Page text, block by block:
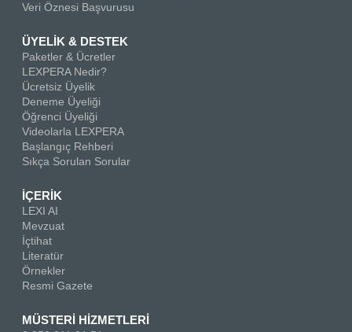
Veri Öznesi Başvurusu
ÜYELİK & DESTEK
Paketler & Ücretler
LEXPERA Nedir?
Ücretsiz Üyelik
Deneme Üyeliği
Öğrenci Üyeliği
Videolarla LEXPERA
Başlangıç Rehberi
Sıkça Sorulan Sorular
İÇERİK
LEXI AI
Mevzuat
İçtihat
Literatür
Örnekler
Resmi Gazete
MÜSTERİ HİZMETLERİ